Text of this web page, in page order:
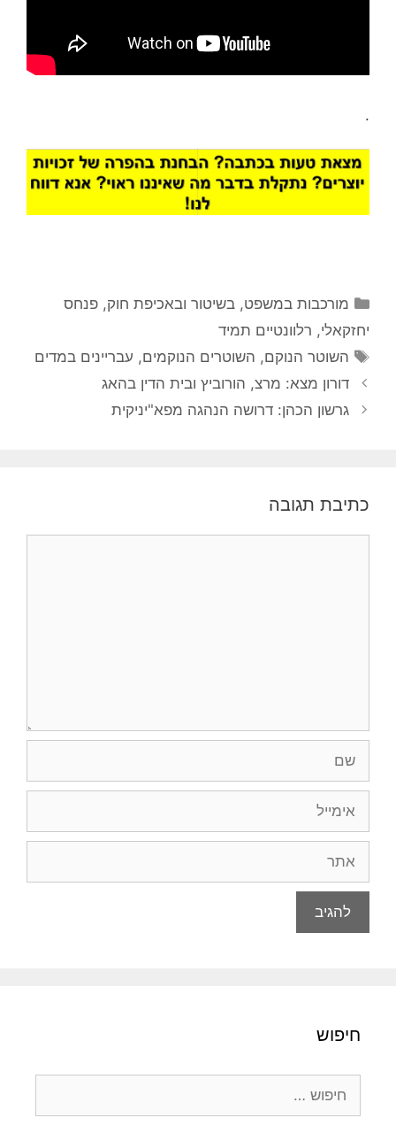
.
קטגוריות
מורכבות במשפט, בשיטור ובאכיפת חוק,פנחס
יחזקאלי, רלוונטיים תמיד
תגיות
השוטר הנוקם, השוטרים הנוקמים, עבריינים במדים
דורון מצא: מרצ, הורוביץ ובית הדין בהאג
גרשון הכהן: דרושה הנהגה מפא"יניקית
כתיבת תגובה
חיפוש